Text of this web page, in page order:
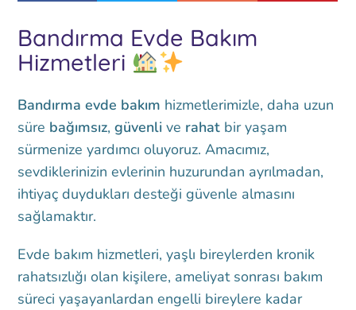
Bandırma Evde Bakım
Hizmetleri
Bandırma evde bakım hizmetlerimizle, daha uzun
süre bağımsız,güvenli ve rahat bir yaşam
sürmenize yardımcı oluyoruz. Amacımız,
sevdiklerinizin evlerinin huzurundan ayrılmadan,
ihtiyaç duydukları desteği güvenle almasını
sağlamaktır.
Evde bakım hizmetleri, yaşlı bireylerden kronik
rahatsızlığı olan kişilere, ameliyat sonrası bakım
süreci yaşayanlardan engelli bireylere kadar